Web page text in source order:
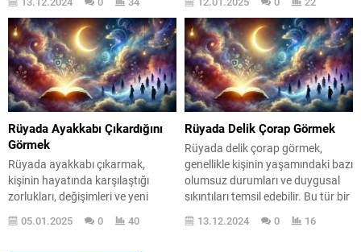
taşır ve rüyayı gören kişinin ruh
hali ile ilgili ipuçları verir. Peki, bu
rüyayı gördüğünüzde ne
hissetmelisiniz? Belki de bu, içsel
çatışmalarınızla yüzleşme
zamanının geldiğinin bir işareti.
Rüyanızda karşılaştığınız...
ilişkiler hakkında derin anlamlar
taşırken, aynı zamanda kişinin
içsel dünyasına da bir yolculuk
sunar. Kırmızı gül, aşkın ve
güzelliğin sembolü olarak bilinir;
bu nedenle rüyada böyle bir ağaç
görmek, genellikle olumlu
duyguların...
Rüyada Ayakkabı Çıkardığını
Görmek
Rüyada ayakkabı çıkarmak,
kişinin hayatında karşılaştığı
zorlukları, değişimleri ve yeni
başlangıçları simgeler.
Ayakkabılar, genellikle kişinin
05.01.2025 0 40
Rüyada Delik Çorap Görmek
Rüyada delik çorap görmek,
genellikle kişinin yaşamındaki bazı
olumsuz durumları ve duygusal
sıkıntıları temsil edebilir. Bu tür bir
rüya, kişinin içsel
huzursuzluğunun ve yaşamındaki
13.12.2024 0 16